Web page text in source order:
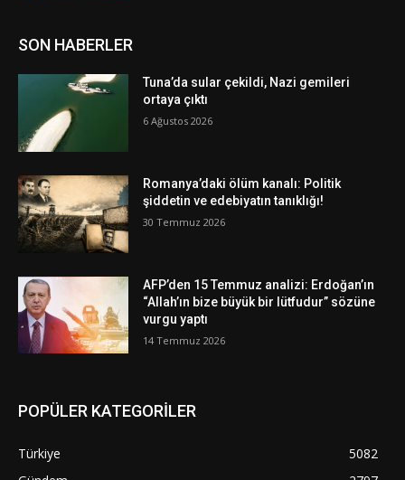
SON HABERLER
Tuna’da sular çekildi, Nazi gemileri
ortaya çıktı
6 Ağustos 2026
Romanya’daki ölüm kanalı: Politik
şiddetin ve edebiyatın tanıklığı!
30 Temmuz 2026
AFP’den 15 Temmuz analizi: Erdoğan’ın
“Allah’ın bize büyük bir lütfudur” sözüne
vurgu yaptı
14 Temmuz 2026
POPÜLER KATEGORİLER
Türkiye
5082